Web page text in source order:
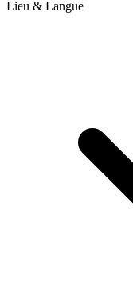
Lieu & Langue